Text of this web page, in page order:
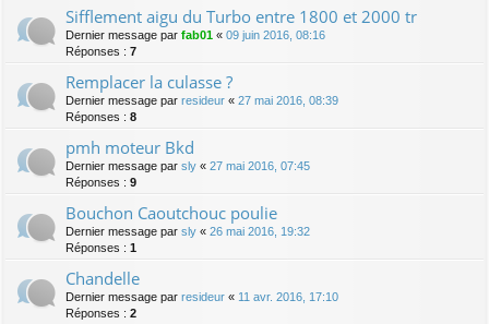
Sifflement aigu du Turbo entre 1800 et 2000 tr
Dernier message par fab01 « 09 juin 2016, 08:16
Réponses : 7
Remplacer la culasse ?
Dernier message par resideur « 27 mai 2016, 08:39
Réponses : 8
pmh moteur Bkd
Dernier message par sly « 27 mai 2016, 07:45
Réponses : 9
Bouchon Caoutchouc poulie
Dernier message par sly « 26 mai 2016, 19:32
Réponses : 1
Chandelle
Dernier message par resideur « 11 avr. 2016, 17:10
Réponses : 2